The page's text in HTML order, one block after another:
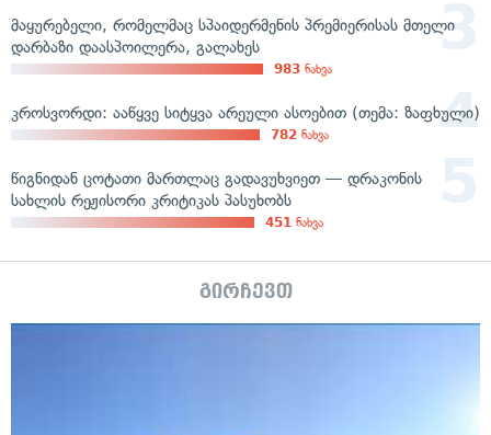
მაყურებელი, რომელმაც სპაიდერმენის პრემიერისას მთელი
დარბაზი დაასპოილერა, გალახეს
983 ნახვა
კროსვორდი: ააწყვე სიტყვა არეული ასოებით (თემა: ზაფხული)
782 ნახვა
წიგნიდან ცოტათი მართლაც გადავუხვიეთ — დრაკონის
სახლის რეჟისორი კრიტიკას პასუხობს
451 ნახვა
გირჩევთ